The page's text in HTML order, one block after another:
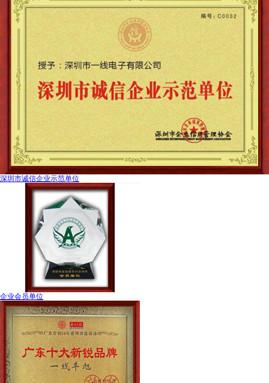
深圳市诚信企业示范单位
企业会员单位